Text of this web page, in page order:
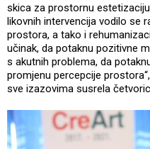
skica za prostornu
likovnih intervencija vodilo se
prostora, a tako i
učinak, da potaknu pozitivne
s akutnih problema, da
promjenu percepcije
sve izazovima susrela